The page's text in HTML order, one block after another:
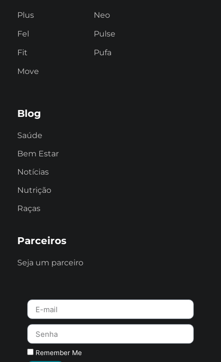
Plus
Fel
Fit
Move
Neo
Pulse
Pufa
Blog
Saúde
Bem Estar
Notícias
Nutrição
Raças
Parceiros
Seja um parceiro
Remember Me